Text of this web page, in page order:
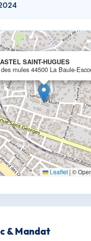
SAINT-HUGUES
mules 44500 La Baule-
Leaflet | ©
& Mandat